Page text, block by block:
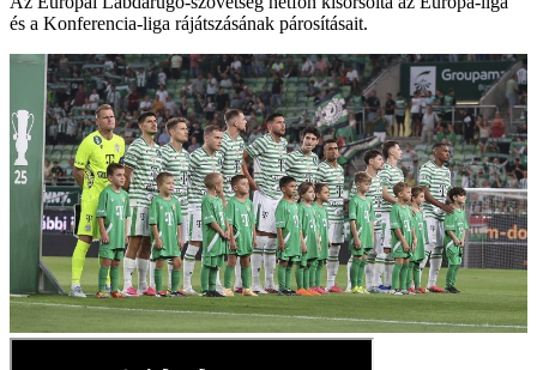
és a Konferencia-liga rájátszásának párosításait.